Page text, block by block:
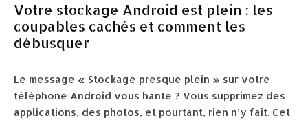
Votre stockage Android est plein : les
coupables cachés et comment les
débusquer
Le message « Stockage presque plein » sur votre
téléphone Android vous hante ? Vous supprimez des
applications, des photos, et pourtant, rien n’y fait. Cet